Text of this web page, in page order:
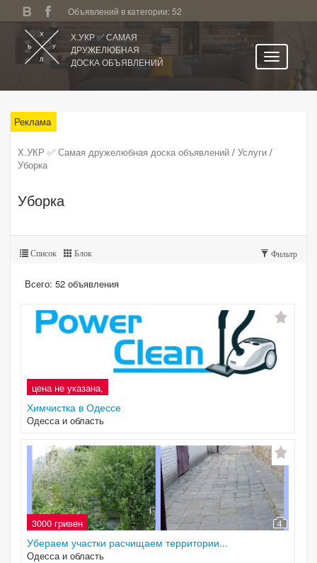
Объявлений в категории: 52
Х.УКР ✅ САМАЯ
ДРУЖЕЛЮБНАЯ
ДОСКА ОБЪЯВЛЕНИЙ
Все регионы
Избранное
Поиск по сайту
Подать объявление
Реклама
Х.УКР ✅ Самая дружелюбная доска объявлений / Услуги /
Уборка
Уборка
Список Блок Фильтр
Всего: 52 объявления
цена не указана,
Химчистка в Одессе
Одесса и область
3000 гривен 4
Убераем участки расчищаем территории...
Одесса и область